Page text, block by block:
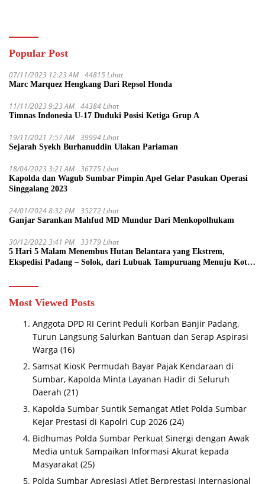
Popular Post
07/11/2023 12:23 AM 44815 Lihat
Marc Marquez Hengkang Dari Repsol Honda
11/11/2023 9:23 AM 44384 Lihat
Timnas Indonesia U-17 Duduki Posisi Ketiga Grup A
19/11/2021 7:57 AM 39994 Lihat
Sejarah Syekh Burhanuddin Ulakan Pariaman
18/04/2023 3:21 AM 36775 Lihat
Kapolda dan Wagub Sumbar Pimpin Apel Gelar Pasukan Operasi
Singgalang 2023
24/01/2024 8:32 PM 35272 Lihat
Ganjar Sarankan Mahfud MD Mundur Dari Menkopolhukam
30/12/2022 3:41 PM 33179 Lihat
5 Hari 5 Malam Menembus Hutan Belantara yang Ekstrem,
Ekspedisi Padang – Solok, dari Lubuak Tampuruang Menuju Koto
Most Viewed Posts
Anggota DPD RI Cerint Peduli Korban Banjir Padang,
Turun Langsung Salurkan Bantuan dan Serap Aspirasi
Warga (16)
Samsat KiosK Permudah Bayar Pajak Kendaraan di
Sumbar, Kapolda Minta Layanan Hadir di Seluruh
Daerah (21)
Kapolda Sumbar Suntik Semangat Atlet Polda Sumbar
Kejar Prestasi di Kapolri Cup 2026 (24)
Bidhumas Polda Sumbar Perkuat Sinergi dengan Awak
Media untuk Sampaikan Informasi Akurat kepada
Masyarakat (25)
Polda Sumbar Apresiasi Atlet Berprestasi Internasional